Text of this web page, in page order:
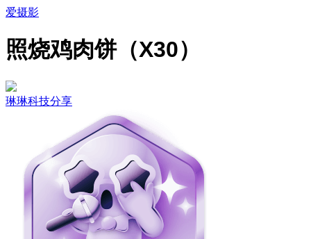
爱摄影
照烧鸡肉饼（X30）
琳琳科技分享